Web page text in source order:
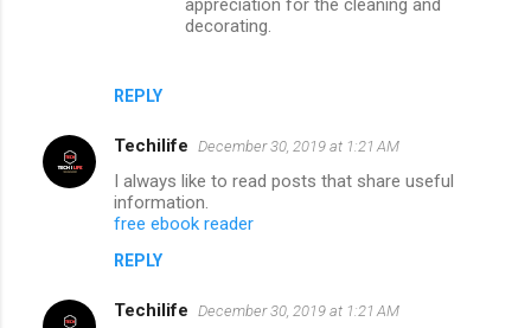
REPLY
decorating.
Techilife December 30, 2019 at 1:21 AM
I always like to read posts that share useful
information.
free ebook reader
REPLY
Techilife December 30, 2019 at 1:21 AM